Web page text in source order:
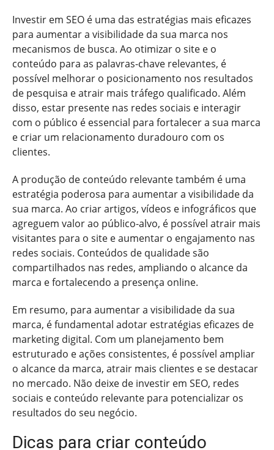
Investir em SEO é uma das estratégias mais eficazes
para aumentar a visibilidade da sua marca nos
mecanismos de busca. Ao otimizar o site e o
conteúdo para as palavras-chave relevantes, é
possível melhorar o posicionamento nos resultados
de pesquisa e atrair mais tráfego qualificado. Além
disso, estar presente nas redes sociais e interagir
com o público é essencial para fortalecer a sua marca
e criar um relacionamento duradouro com os
clientes.
A produção de conteúdo relevante também é uma
estratégia poderosa para aumentar a visibilidade da
sua marca. Ao criar artigos, vídeos e infográficos que
agreguem valor ao público-alvo, é possível atrair mais
visitantes para o site e aumentar o engajamento nas
redes sociais. Conteúdos de qualidade são
compartilhados nas redes, ampliando o alcance da
marca e fortalecendo a presença online.
Em resumo, para aumentar a visibilidade da sua
marca, é fundamental adotar estratégias eficazes de
marketing digital. Com um planejamento bem
estruturado e ações consistentes, é possível ampliar
o alcance da marca, atrair mais clientes e se destacar
no mercado. Não deixe de investir em SEO, redes
sociais e conteúdo relevante para potencializar os
resultados do seu negócio.
Dicas para criar conteúdo